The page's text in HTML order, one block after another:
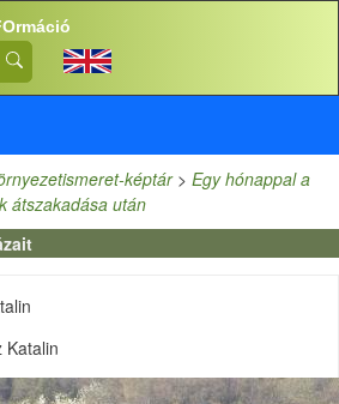
képtár> Egy hónappal a
átszakadása után
Katalin